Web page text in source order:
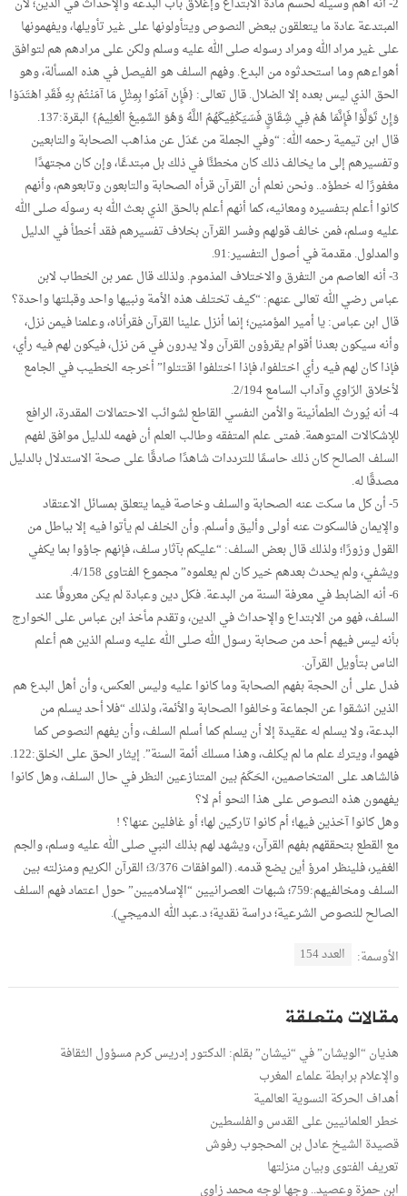
المبتدعة عادة ما يتعلقون ببعض النصوص ويتأولونها على غير تأويلها، ويفهمونها
على غير مراد الله ومراد رسوله صلى الله عليه وسلم ولكن على مرادهم هم لتوافق
أهواءهم وما استحدثوه من البدع. وفهم السلف هو الفيصل في هذه المسألة، وهو
الحق الذي ليس بعده إلا الضلال. قال تعالى: {فَإِنْ آمَنُوا بِمِثْلِ مَا آمَنْتُمْ بِهِ فَقَدِ اهْتَدَوْا
وَإِنْ تَوَلَّوْا فَإِنَّمَا هُمْ فِي شِقَاقٍ فَسَيَكْفِيكَهُمُ اللَّهُ وَهُوَ السَّمِيعُ الْعَلِيمُ} البقرة:137.
قال ابن تيمية رحمه الله: “وفي الجملة من عَدَل عن مذاهب الصحابة والتابعين
وتفسيرهم إلى ما يخالف ذلك كان مخطئًا في ذلك بل مبتدعًا، وإن كان مجتهدًا
مغفورًا له خطؤه.. ونحن نعلم أن القرآن قرأه الصحابة والتابعون وتابعوهم، وأنهم
كانوا أعلم بتفسيره ومعانيه، كما أنهم أعلم بالحق الذي بعث الله به رسولَه صلى الله
عليه وسلم، فمن خالف قولهم وفسر القرآن بخلاف تفسيرهم فقد أخطأ في الدليل
والمدلول. مقدمة في أصول التفسير:91.
3- أنه العاصم من التفرق والاختلاف المذموم. ولذلك قال عمر بن الخطاب لابن
عباس رضي الله تعالى عنهم: “كيف تختلف هذه الأمة ونبيها واحد وقبلتها واحدة؟
قال ابن عباس: يا أمير المؤمنين؛ إنما أنزل علينا القرآن فقرأناه، وعلمنا فيمن نزل،
وأنه سيكون بعدنا أقوام يقرؤون القرآن ولا يدرون في مَن نزل، فيكون لهم فيه رأي،
فإذا كان لهم فيه رأي اختلفوا، فإذا اختلفوا اقتتلوا” أخرجه الخطيب في الجامع
لأخلاق الرّاوي وآداب السامع 2/194.
4- أنه يُورث الطمأنينة والأمن النفسي القاطع لشوائب الاحتمالات المقدرة، الرافع
للإشكالات المتوهمة. فمتى علم المتفقه وطالب العلم أن فهمه للدليل موافق لفهم
السلف الصالح كان ذلك حاسمًا للترددات شاهدًا صادقًا على صحة الاستدلال بالدليل
مصدقًا له.
5- أن كل ما سكت عنه الصحابة والسلف وخاصة فيما يتعلق بمسائل الاعتقاد
والإيمان فالسكوت عنه أولى وأليق وأسلم. وأن الخلف لم يأتوا فيه إلا بباطل من
القول وزورًا؛ ولذلك قال بعض السلف: “عليكم بآثار سلف، فإنهم جاؤوا بما يكفي
ويشفي، ولم يحدث بعدهم خير كان لم يعلموه” مجموع الفتاوى 4/158.
6- أنه الضابط في معرفة السنة من البدعة. فكل دين وعبادة لم يكن معروفًا عند
السلف، فهو من الابتداع والإحداث في الدين، وتقدم مأخذ ابن عباس على الخوارج
بأنه ليس فيهم أحد من صحابة رسول الله صلى الله عليه وسلم الذين هم أعلم
الناس بتأويل القرآن.
فدل على أن الحجة بفهم الصحابة وما كانوا عليه وليس العكس، وأن أهل البدع هم
الذين انشقوا عن الجماعة وخالفوا الصحابة والأئمة، ولذلك “فلا أحد يسلم من
البدعة، ولا يسلم له عقيدة إلا أن يسلم كما أسلم السلف، وأن يفهم النصوص كما
فهموا، ويترك علم ما لم يكلف، وهذا مسلك أئمة السنة”. إيثار الحق على الخلق:122.
فالشاهد على المتخاصمين، الحَكَمُ بين المتنازعين النظر في حال السلف، وهل كانوا
يفهمون هذه النصوص على هذا النحو أم لا؟
وهل كانوا آخذين فيها؛ أم كانوا تاركين لها؛ أو غافلين عنها؟ !
مع القطع بتحققهم بفهم القرآن، ويشهد لهم بذلك النبي صلى الله عليه وسلم، والجم
الغفير، فلينظر امرؤ أين يضع قدمه. (الموافقات 3/376؛ القرآن الكريم ومنزلته بين
السلف ومخالفيهم:759؛ شبهات العصرانيين “الإسلاميين” حول اعتماد فهم السلف
الصالح للنصوص الشرعية؛ دراسة نقدية؛ د.عبد الله الدميجي).
الأوسمة: العدد 154
مقالات متعلقة
هذيان “الويشان” في “نيشان” بقلم: الدكتور إدريس كرم مسؤول الثقافة
والإعلام برابطة علماء المغرب
أهداف الحركة النسوية العالمية
خطر العلمانيين على القدس والفلسطين
قصيدة الشيخ عادل بن المحجوب رفوش
تعريف الفتوى وبيان منزلتها
ابن حمزة وعصيد.. وجها لوجه محمد زاوي